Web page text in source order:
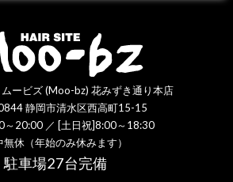
ービズ (Moo-bz) 花みずき通り本店
静岡市清水区西高町15-15
～20:00 ／ [土日祝]8:00～18:30
無休（年始のみ休みます）
駐車場27台完備